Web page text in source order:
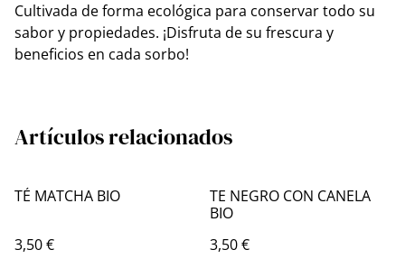
Cultivada de forma ecológica para conservar todo su
sabor y propiedades. ¡Disfruta de su frescura y
beneficios en cada sorbo!
Artículos relacionados
TÉ MATCHA BIO
3,50 €
TE NEGRO CON CANELA
BIO
3,50 €